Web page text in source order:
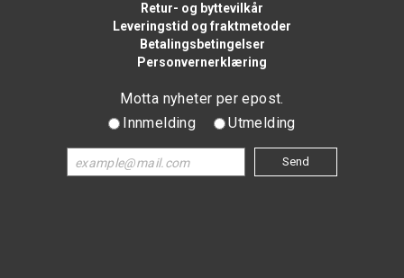
Retur- og byttevilkår
Leveringstid og fraktmetoder
Betalingsbetingelser
Personvernerklæring
Motta nyheter per epost.
Innmelding
Utmelding